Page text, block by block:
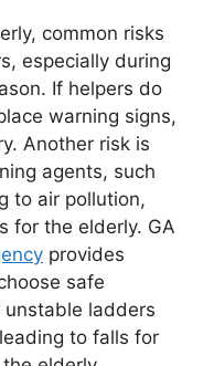
common risks
especially during
If helpers do
warning signs,
Another risk is
agents, such
to air pollution,
for the elderly. GA
provides
safe
unstable ladders
to falls for